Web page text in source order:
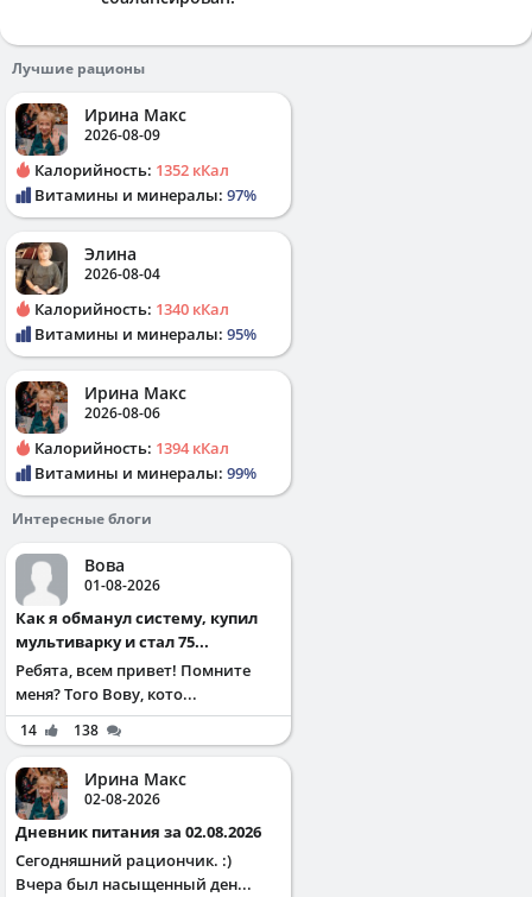
Лучшие рационы
Ирина Макс
2026-08-09
Калорийность: 1352 кКал
Витамины и минералы: 97%
Элина
2026-08-04
Калорийность: 1340 кКал
Витамины и минералы: 95%
Ирина Макс
2026-08-06
Калорийность: 1394 кКал
Витамины и минералы: 99%
Интересные блоги
Вова
01-08-2026
Как я обманул систему, купил
мультиварку и стал 75...
Ребята, всем привет! Помните
меня? Того Вову, кото...
14 138
Ирина Макс
02-08-2026
Дневник питания за 02.08.2026
Сегодняшний рациончик. :)
Вчера был насыщенный ден...